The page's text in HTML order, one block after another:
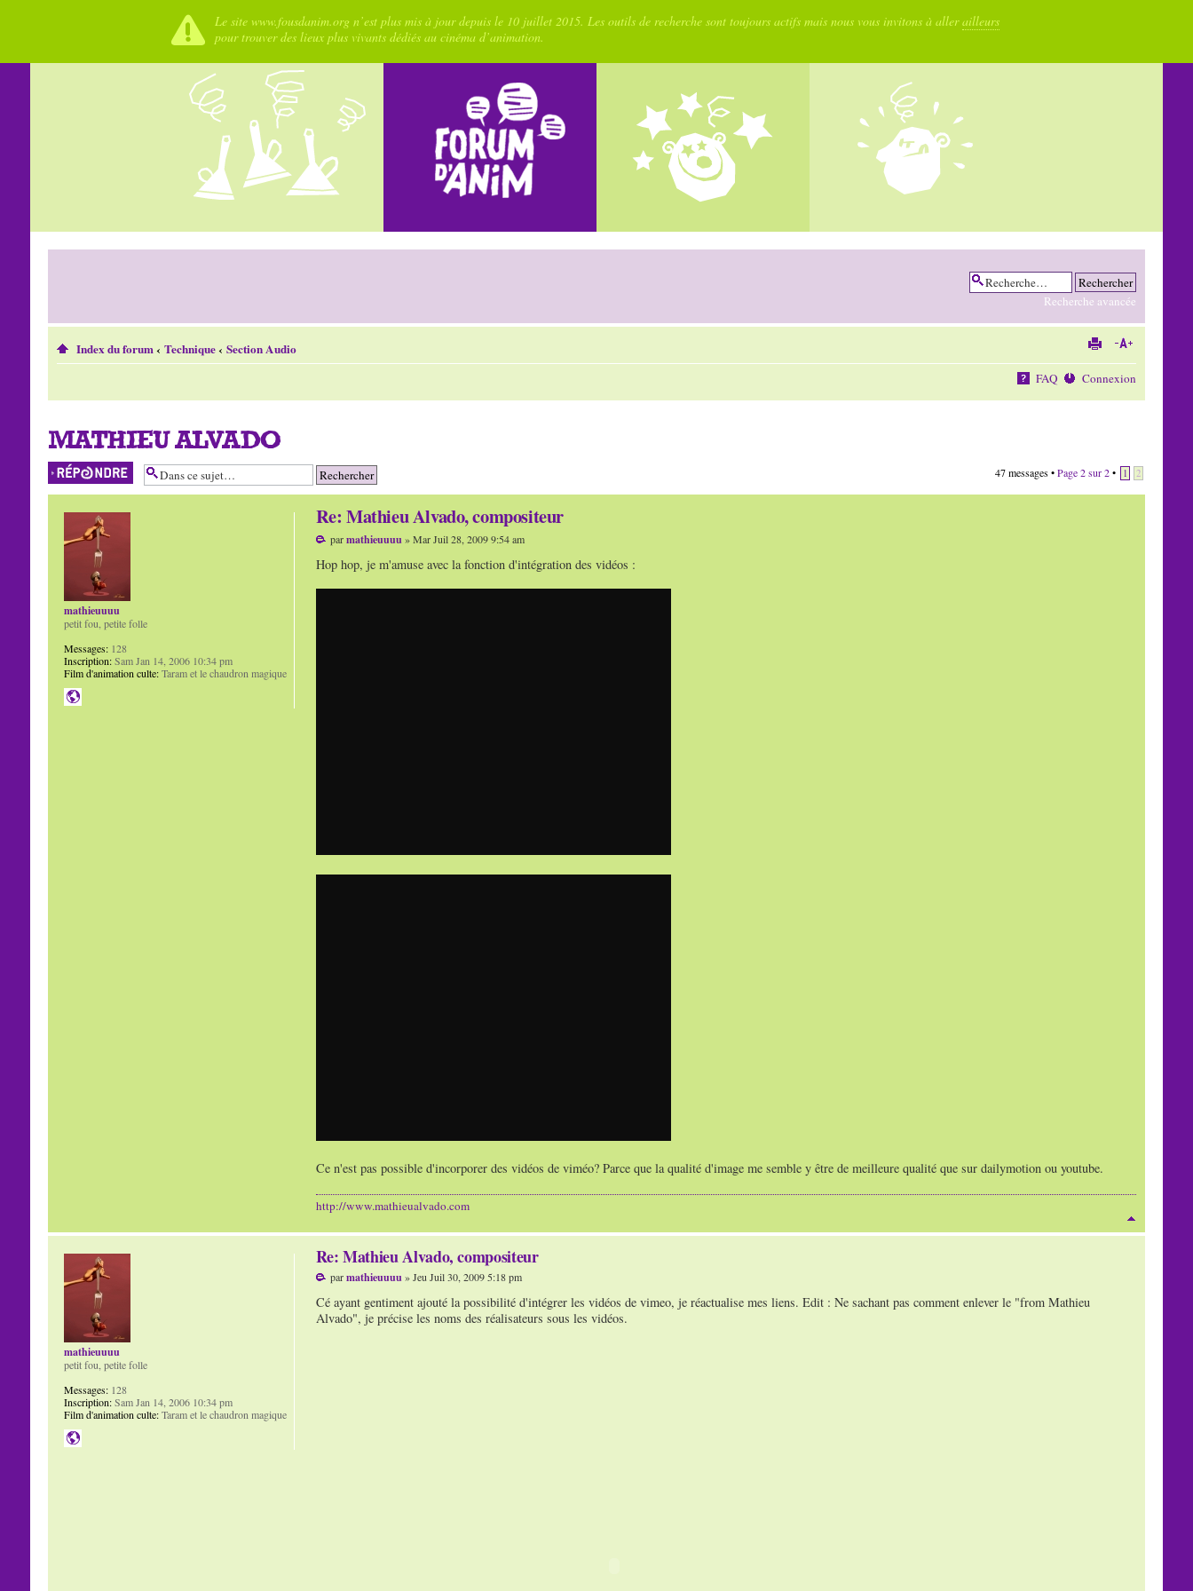
Le site www.fousdanim.org n’est plus mis à jour depuis le 10 juillet 2015. Les outils de recherche sont toujours actifs mais nous vous invitons à allerailleurs
pour trouver des lieux plus vivants dédiés au cinéma d’animation.
Recherche avancée
Index du forum‹ Technique‹ Section Audio
FAQ Connexion
MATHIEU ALVADO
Répondre 47 messages •Page2sur2• 1 2
Re: Mathieu Alvado, compositeur
parmathieuuuu » Mar Juil 28, 2009 9:54 am
Hop hop, je m'amuse avec la fonction d'intégration des vidéos :
Ce n'est pas possible d'incorporer des vidéos de viméo? Parce que la qualité d'image me semble y être de meilleure qualité que sur dailymotion ou youtube.
http://www.mathieualvado.com
mathieuuuu
petit fou, petite folle
Messages:128
Inscription:Sam Jan 14, 2006 10:34 pm
Film d'animation culte:Taram et le chaudron magique
Re: Mathieu Alvado, compositeur
parmathieuuuu » Jeu Juil 30, 2009 5:18 pm
Cé ayant gentiment ajouté la possibilité d'intégrer les vidéos de vimeo, je réactualise mes liens. Edit : Ne sachant pas comment enlever le "from Mathieu
Alvado", je précise les noms des réalisateurs sous les vidéos.
mathieuuuu
petit fou, petite folle
Messages:128
Inscription:Sam Jan 14, 2006 10:34 pm
Film d'animation culte:Taram et le chaudron magique